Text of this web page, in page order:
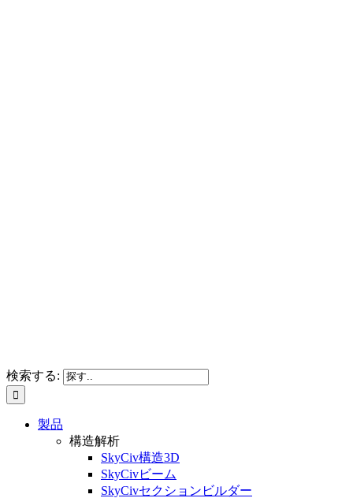
検索する:
製品
構造解析
SkyCiv構造3D
SkyCivビーム
SkyCivセクションビルダー